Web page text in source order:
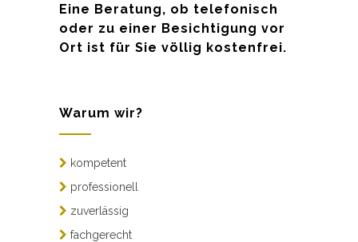
Eine Beratung, ob telefonisch
oder zu einer Besichtigung vor
Ort ist für Sie völlig kostenfrei.
Warum wir?
kompetent
professionell
zuverlässig
fachgerecht